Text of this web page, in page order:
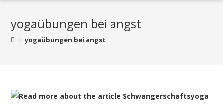
yogaübungen bei angst
> yogaübungen bei angst